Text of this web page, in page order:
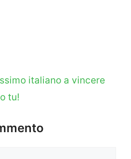
italiano a vincere
tu!